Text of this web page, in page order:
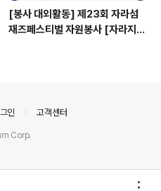
[봉사 대외활동] 제23회 자라섬
재즈페스티벌 자원봉사 [자라지
인 고객센터
Corp.